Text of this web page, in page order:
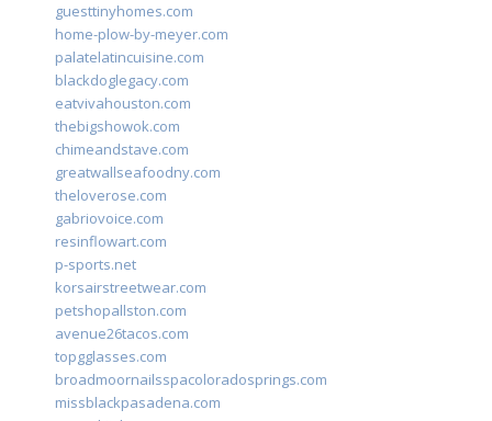
guesttinyhomes.com
home-plow-by-meyer.com
palatelatincuisine.com
blackdoglegacy.com
eatvivahouston.com
thebigshowok.com
chimeandstave.com
greatwallseafoodny.com
theloverose.com
gabriovoice.com
resinflowart.com
p-sports.net
korsairstreetwear.com
petshopallston.com
avenue26tacos.com
topgglasses.com
broadmoornailsspacoloradosprings.com
missblackpasadena.com